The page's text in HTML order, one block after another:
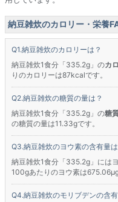
納豆雑炊のカロリー・栄養
納豆雑炊のカロリーは？
納豆雑炊1食分「335.2g」のカ
りのカロリーは87kcalです。
納豆雑炊の糖質の量は？
納豆雑炊1食分「335.2g」の糖
の糖質の量は11.33gです。
納豆雑炊のヨウ素の含有量
納豆雑炊1食分「335.2g」には
100gあたりのヨウ素は675.06μg
納豆雑炊のモリブデンの含